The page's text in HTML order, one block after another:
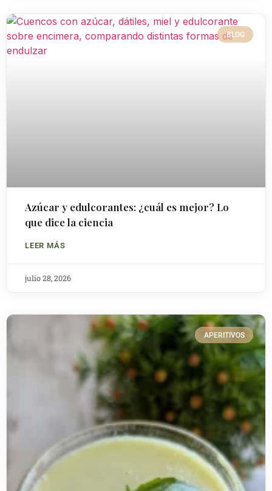
BLOG
Azúcar y edulcorantes: ¿cuál es mejor? Lo
que dice la ciencia
LEER MÁS
julio 28, 2026
APERITIVOS